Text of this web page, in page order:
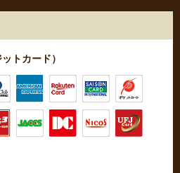
トカード）